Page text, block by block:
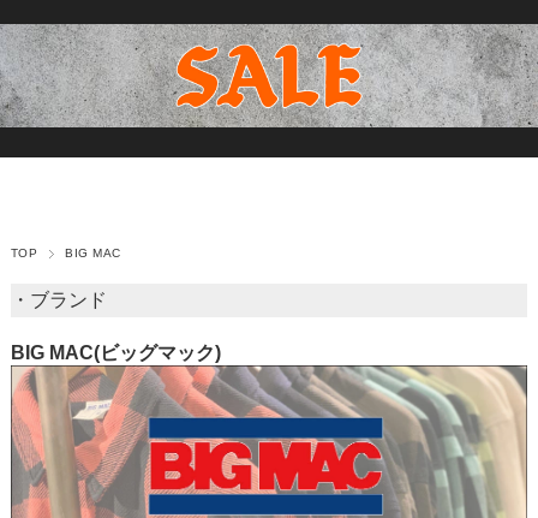
TOP BIG MAC
・ブランド
BIG MAC(ビッグマック)